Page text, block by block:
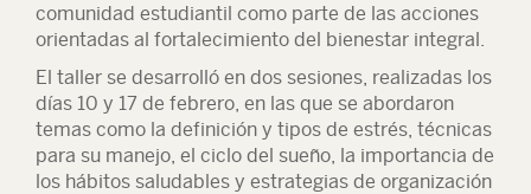
comunidad estudiantil como parte de las acciones
orientadas al fortalecimiento del bienestar integral.
El taller se desarrolló en dos sesiones, realizadas los
días 10 y 17 de febrero, en las que se abordaron
temas como la definición y tipos de estrés, técnicas
para su manejo, el ciclo del sueño, la importancia de
los hábitos saludables y estrategias de organización